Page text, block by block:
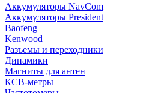
Аккумуляторы NavCom
Аккумуляторы President
Baofeng
Kenwood
Разъемы и переходники
Динамики
Магниты для антен
КСВ-метры